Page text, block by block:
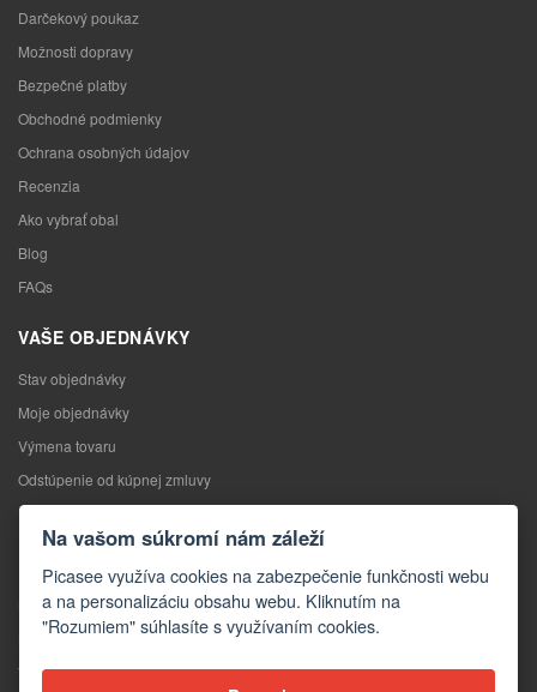
Darčekový poukaz
Možnosti dopravy
Bezpečné platby
Obchodné podmienky
Ochrana osobných údajov
Recenzia
Ako vybrať obal
Blog
FAQs
VAŠE OBJEDNÁVKY
Stav objednávky
Moje objednávky
Výmena tovaru
Odstúpenie od kúpnej zmluvy
Reklamácia
Kontakty
Kontaktný formulár
Veľkoobchod
Na vašom súkromí nám záleží
Picasee využíva cookies na zabezpečenie funkčnosti webu
a na personalizáciu obsahu webu. Kliknutím na
"Rozumiem" súhlasíte s využívaním cookies.